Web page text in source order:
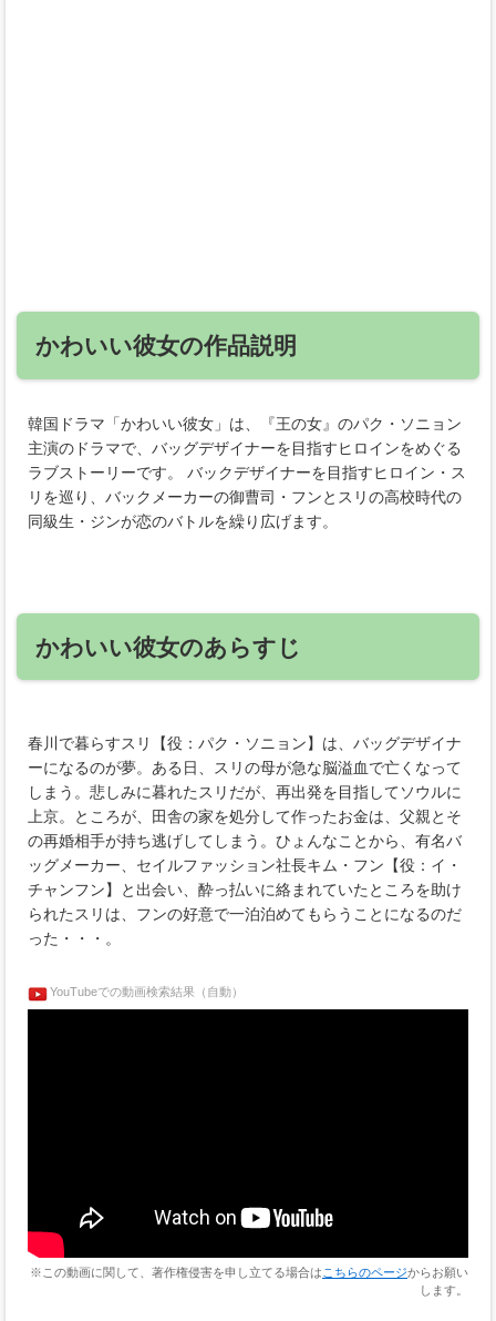
かわいい彼女の作品説明
韓国ドラマ「かわいい彼女」は、『王の女』のパク・ソニョン
主演のドラマで、バッグデザイナーを目指すヒロインをめぐる
ラブストーリーです。 バックデザイナーを目指すヒロイン・ス
リを巡り、バックメーカーの御曹司・フンとスリの高校時代の
同級生・ジンが恋のバトルを繰り広げます。
かわいい彼女のあらすじ
春川で暮らすスリ【役：パク・ソニョン】は、バッグデザイナ
ーになるのが夢。ある日、スリの母が急な脳溢血で亡くなって
しまう。悲しみに暮れたスリだが、再出発を目指してソウルに
上京。ところが、田舎の家を処分して作ったお金は、父親とそ
の再婚相手が持ち逃げしてしまう。ひょんなことから、有名バ
ッグメーカー、セイルファッション社長キム・フン【役：イ・
チャンフン】と出会い、酔っ払いに絡まれていたところを助け
られたスリは、フンの好意で一泊泊めてもらうことになるのだ
った・・・。
YouTubeでの動画検索結果（自動）
※この動画に関して、著作権侵害を申し立てる場合は こちらのページからお願い
します。